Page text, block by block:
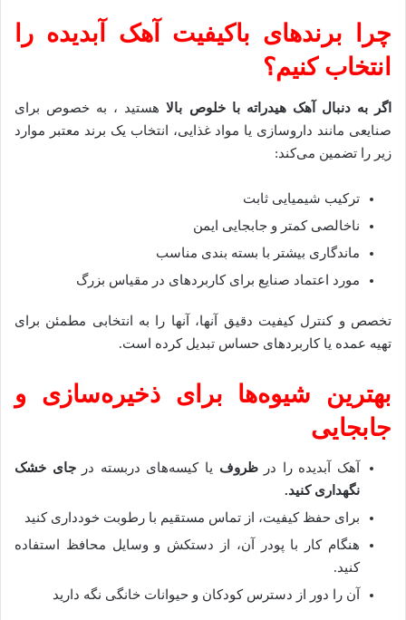
چرا برندهای باکیفیت آهک آبدیده را
انتخاب کنیم؟
اگر به دنبال آهک هیدراته با خلوص بالاهستید ، به خصوص برای
صنایعی مانند داروسازی یا مواد غذایی، انتخاب یک برند معتبر موارد
زیر را تضمین می‌کند:
ترکیب شیمیایی ثابت
ناخالصی کمتر و جابجایی ایمن
ماندگاری بیشتر با بسته بندی مناسب
مورد اعتماد صنایع برای کاربردهای در مقیاس بزرگ
تخصص و کنترل کیفیت دقیق آنها، آنها را به انتخابی مطمئن برای
تهیه عمده یا کاربردهای حساس تبدیل کرده است.
بهترین شیوه‌ها برای ذخیره‌سازی و
جابجایی
آهک آبدیده را درظروف یا کیسه‌های دربسته درجای خشک
نگهداری کنید.
برای حفظ کیفیت، از تماس مستقیم با رطوبت خودداری کنید
هنگام کار با پودر آن، از دستکش و وسایل محافظ استفاده
کنید.
آن را دور از دسترس کودکان و حیوانات خانگی نگه دارید